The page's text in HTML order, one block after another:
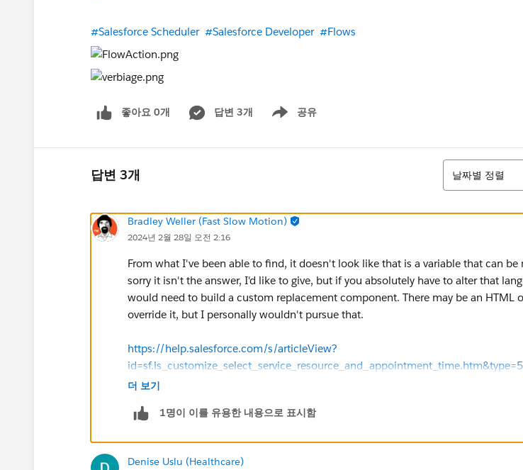
#Salesforce Scheduler #Salesforce Developer #Flows
좋아요 0개 답변 3개 공유
Show menu
답변 3개
정렬
날짜별 정렬
Bradley Weller (Fast Slow Motion)
2024년 2월 28일 오전 2:16
From what I've been able to find, it doesn't look like that is a variable that can
sorry it isn't the answer, I'd like to give, but if you absolutely have to alter that
would need to build a custom replacement component. There may be an HTML
override it, but I personally wouldn't pursue that.
https://help.salesforce.com/s/articleView?
id=sf.ls_customize_select_service_resource_and_appointment_time.htm&type=5
id=sf.ls_flowscreencmp_select_srvc_resource_and_time.htm&type=5
더 보기
1명이 이를 유용한 내용으로 표시함
Denise Uslu (Healthcare)